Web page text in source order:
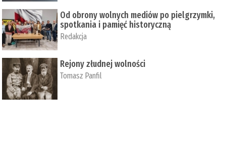
Od obrony wolnych mediów po pielgrzymki,
spotkania i pamięć historyczną
Redakcja
Rejony złudnej wolności
Tomasz Panfil